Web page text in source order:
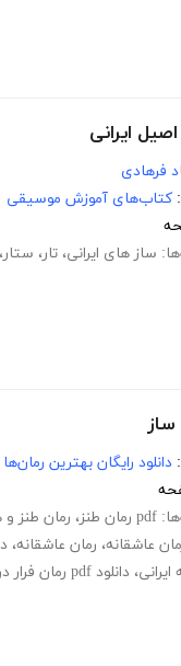
ایرانی
فرهادی
کتاب‌های آموزش موسیقی
ساز های ایرانی، تار، ستار،
ساز
دانلود رایگان بهترین رمان‌ها
pdf رمان طنز ، رمان طنز
عاشقانه، رمان عاشقانه،
ایرانی، دانلود pdf رمان فرار دردسر ساز